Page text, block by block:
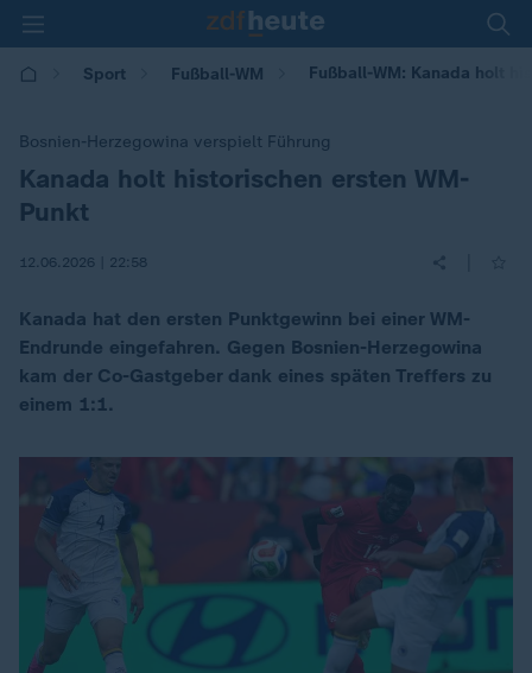
Sport Fußball-WM Fußball-WM: Kanada holt
Bosnien-Herzegowina verspielt Führung
:Kanada holt historischen ersten WM-
Punkt
12.06.2026 | 22:58
Kanada hat den ersten Punktgewinn bei einer WM-
Endrunde eingefahren. Gegen Bosnien-Herzegowina
kam der Co-Gastgeber dank eines späten Treffers zu
einem 1:1.